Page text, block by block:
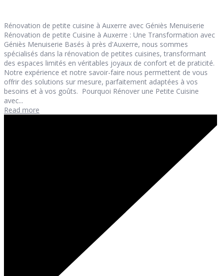
Rénovation de petite cuisine à Auxerre avec Géniès Menuiserie
Rénovation de petite Cuisine à Auxerre : Une Transformation avec
Géniès Menuiserie Basés à près d'Auxerre, nous sommes
spécialisés dans la rénovation de petites cuisines, transformant
des espaces limités en véritables joyaux de confort et de praticité.
Notre expérience et notre savoir-faire nous permettent de vous
offrir des solutions sur mesure, parfaitement adaptées à vos
besoins et à vos goûts. Pourquoi Rénover une Petite Cuisine
avec...
Read more